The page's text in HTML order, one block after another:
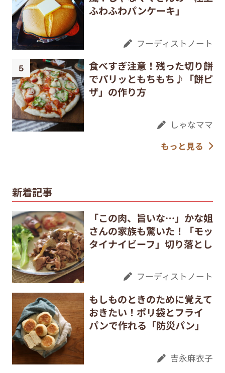
ふわふわパンケーキ」
フーディストノート
食べすぎ注意！残った切り餅
でパリッともちもち♪「餅ピ
ザ」の作り方
しゃなママ
もっと見る
新着記事
「この肉、旨いな…」かな姐
さんの家族も驚いた！「モッ
タイナイビーフ」切り落とし
フーディストノート
もしものときのために覚えて
おきたい！ポリ袋とフライ
パンで作れる「防災パン」
吉永麻衣子